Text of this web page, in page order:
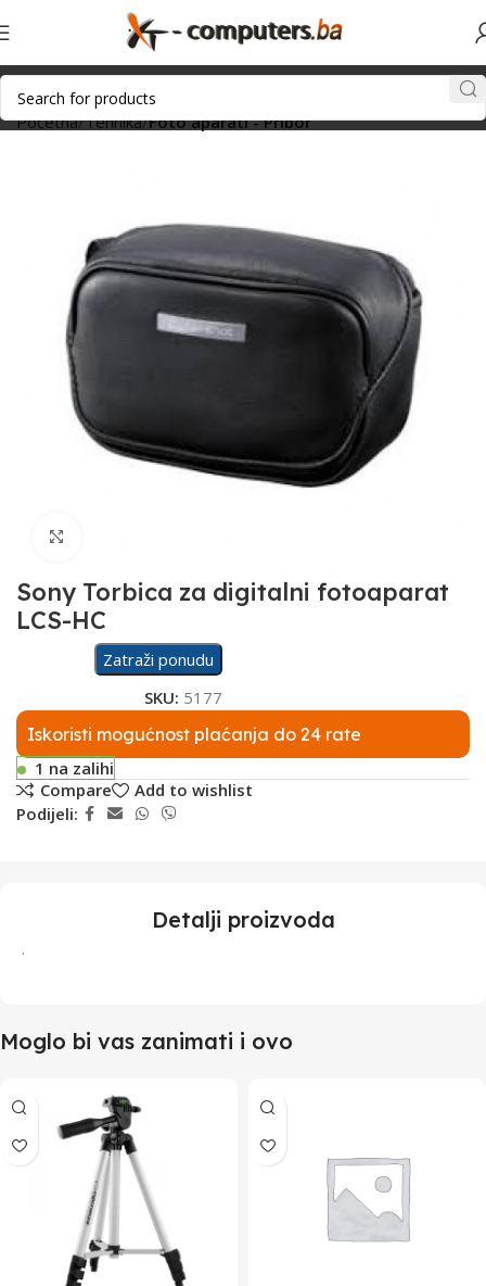
Početna Tehnika Foto aparati - Pribor
Sony Torbica za digitalni fotoaparat
LCS-HC
Zatraži ponudu
SKU: 5177
Iskoristi mogućnost plaćanja do 24 rate
1 na zalihi
Compare
Add to wishlist
Podijeli:
Detalji proizvoda
.
Moglo bi vas zanimati i ovo